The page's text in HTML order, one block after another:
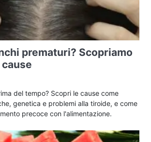
prematuri? Scopriamo
del tempo? Scopri le cause come
genetica e problemi alla tiroide, e come
precoce con l'alimentazione.